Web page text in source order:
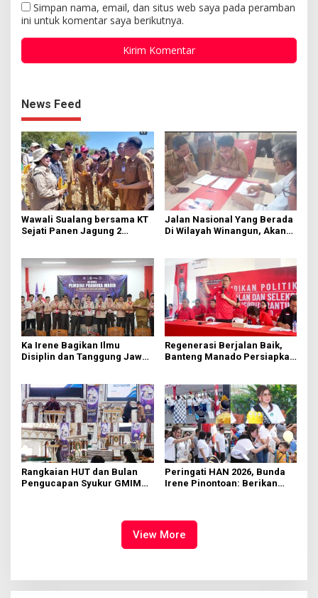
Simpan nama, email, dan situs web saya pada peramban
ini untuk komentar saya berikutnya.
News Feed
Wawali Sualang bersama KT
Sejati Panen Jagung 2
Jalan Nasional Yang Berada
Di Wilayah Winangun, Akan
Ka Irene Bagikan Ilmu
Disiplin dan Tanggung Jawab
Regenerasi Berjalan Baik,
Banteng Manado Persiapkan
Rangkaian HUT dan Bulan
Pengucapan Syukur GMIM
Peringati HAN 2026, Bunda
Irene Pinontoan: Berikan
View More